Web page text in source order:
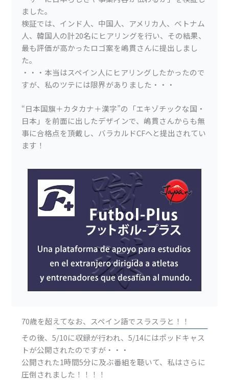
ました。
検証では、インド人、中国人、アメリカ人、ベトナム
人、韓国人の計20名にヒアリングを行い、その結果、
最も評価が高かったロゴ案を嶋貫さんに提出しまし
た。
・・・本当はスペイン人にヒアリングしたかったので
すが、私のツテには限界がありました・・・
“日本国旗＋カタカナ＋漢字”の「エキゾチックな国・
日本」を前面に出したデザインで、嶋貫さんからも無
事に合格点を頂戴し、バラカルドCFへと提出されてい
ます！
70歳を超えてなお、スペイン語でスラスラと！！
その後、5/10に収録が行われ、5/14にはポッドキャス
トが公開されたのですが・・・
公開された1時間5分に及ぶ番組を聴いて、私はさらに
圧倒されました！！！！